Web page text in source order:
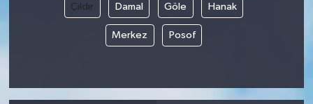
Çıldır Damal Göle Hanak
Merkez Posof